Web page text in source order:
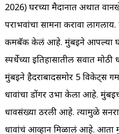
2026) घरच्या मैदानात अर्थात
पराभवांचा सामना करावा लागलाय.
कमबॅक केलं आहे. मुंबईने आपल्या
स्पर्धेच्या इतिहासातील सर्वात
मुंबईने हैदराबादसमोर 5 विकेट्स
धावांचा डोंगर उभा केला आहे.
धावसंख्या ठरली आहे. त्यामुळे
धावांचं आव्हान मिळालं आहे. आता